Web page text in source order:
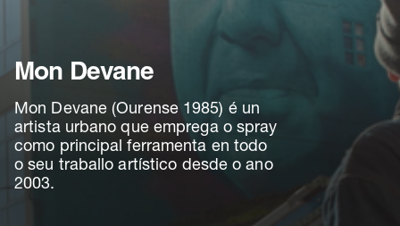
ES PT EN
Mon Devane
Mon Devane (Ourense 1985) é un
artista urbano que emprega o spray
como principal ferramenta en todo
o seu traballo artístico desde o ano
2003.